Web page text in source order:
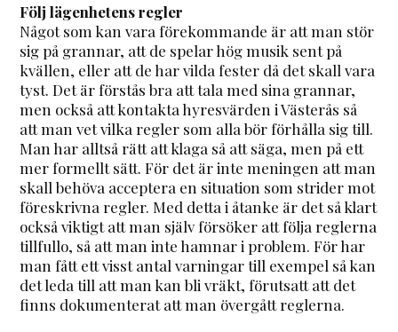
Följ lägenhetens regler
Något som kan vara förekommande är att man stör
sig på grannar, att de spelar hög musik sent på
kvällen, eller att de har vilda fester då det skall vara
tyst. Det är förstås bra att tala med sina grannar,
men också att kontakta hyresvärden i Västerås så
att man vet vilka regler som alla bör förhålla sig till.
Man har alltså rätt att klaga så att säga, men på ett
mer formellt sätt. För det är inte meningen att man
skall behöva acceptera en situation som strider mot
föreskrivna regler. Med detta i åtanke är det så klart
också viktigt att man själv försöker att följa reglerna
tillfullo, så att man inte hamnar i problem. För har
man fått ett visst antal varningar till exempel så kan
det leda till att man kan bli vräkt, förutsatt att det
finns dokumenterat att man övergått reglerna.